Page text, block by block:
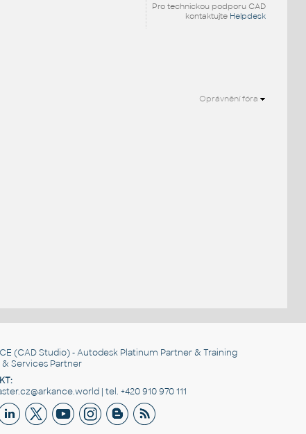
Pro technickou podporu CAD
kontaktujte Helpdesk
Oprávnění fóra
(CAD Studio) - Autodesk Platinum Partner & Training
Services Partner
| tel. +420 910 970 111